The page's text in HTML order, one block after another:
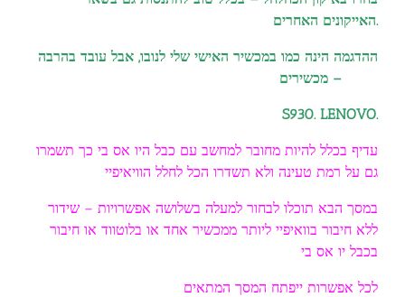
האייקונים האחרים.
ההדגמה הינה כמו במכשיר האישי שלי לנובו, אבל עובד בהרבה
מכשירים –
S930. LENOVO.
עדיף בכלל להיות מחובר למחשב עם כבל היו אס בי כך תשמרו
גם על רמת טעינה ולא תשדרו הכל לחלל הוויאיפיי
במסך הבא תוכלו לבחור למעלה בשלושה אפשרויות – שידור
ללא חיבור בוואיפיי ליותר ממכשיר אחד או בלוטווד או חיבור
בכבל יו אס בי
לכל אפשרות ייפתח המסך המתאים